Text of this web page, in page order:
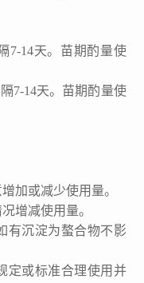
7-14天。苗期酌量使
7-14天。苗期酌量使
加或减少使用量。
增减使用量。
有沉淀为螯合物不影
定或标准合理使用并